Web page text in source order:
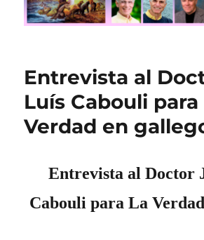
Entrevista al
Luís Cabouli para
Verdad en
Entrevista al Doctor
Cabouli para La